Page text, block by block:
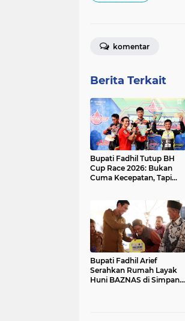
komentar
Berita Terkait
Bupati Fadhil Tutup BH
Cup Race 2026: Bukan
Cuma Kecepatan, Tapi
Bupati Fadhil Arief
Serahkan Rumah Layak
Huni BAZNAS di Simpang